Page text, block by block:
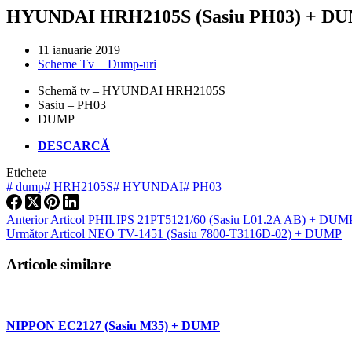
HYUNDAI HRH2105S (Sasiu PH03) +
11 ianuarie 2019
Scheme Tv + Dump-uri
Schemă tv – HYUNDAI HRH2105S
Sasiu – PH03
DUMP
DESCARCĂ
Etichete
# dump# HRH2105S# HYUNDAI# PH03
AnteriorArticol PHILIPS 21PT5121/60 (Sasiu L01.2A AB) +
UrmătorArticol NEO TV-1451 (Sasiu 7800-T3116D-02) + DUMP
Articole similare
NIPPON EC2127 (Sasiu M35) + DUMP